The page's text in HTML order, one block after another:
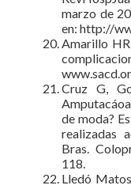
marzo de
en: http://
Amarillo
Cruz G,
de moda?
realizadas
Bras.
118.
Lledó